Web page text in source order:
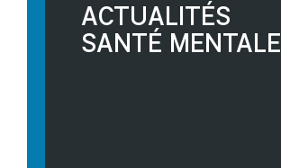
ACTUALITÉS
SANTÉ MENTALE